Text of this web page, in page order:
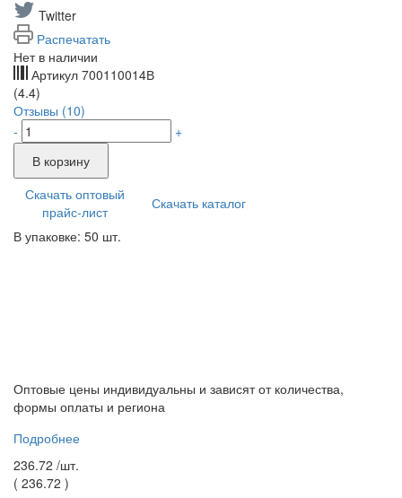
Twitter
Распечатать
Нет в наличии
Артикул 700110014В
(4.4)
Отзывы (10)
-
+
В корзину
Скачать оптовый
прайс-лист
Скачать каталог
В упаковке: 50 шт.
Оптовые цены индивидуальны и зависят от количества,
формы оплаты и региона
Подробнее
236.72 /шт.
( 236.72 )